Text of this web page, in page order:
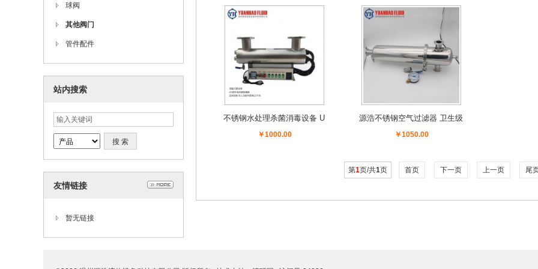
球阀
其他阀门
管件配件
站内搜索
友情链接
暂无链接
不锈钢水处理杀菌消毒设备 U
V紫外线除藻杀菌器
￥1000.00
源浩不锈钢空气过滤器 卫生级
快装过滤器
￥1050.00
第1页/共1页 首页 下一页 上一页 尾